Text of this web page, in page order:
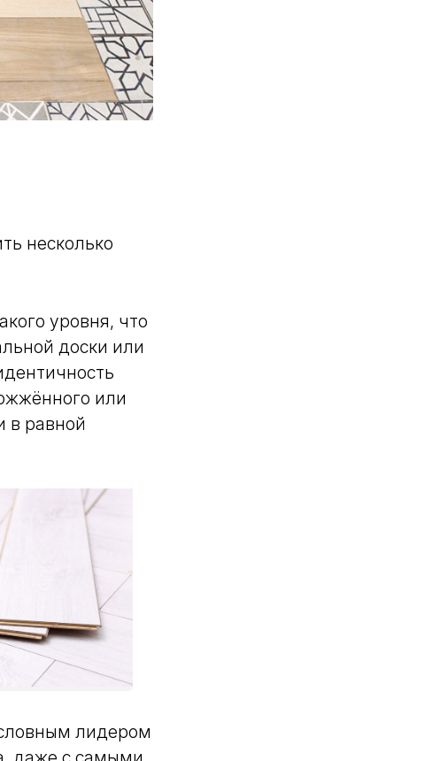
несколько
уровня, что
доски или
или
в равной
лидером